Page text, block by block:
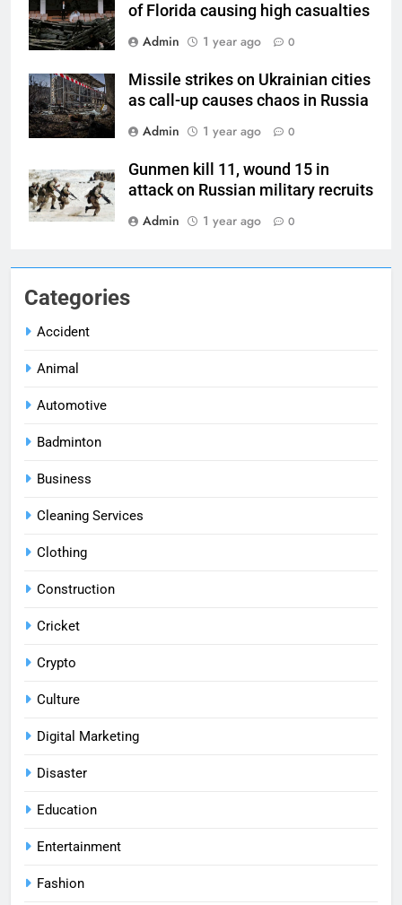
Categories
Accident
Animal
Automotive
Badminton
Business
Cleaning Services
Clothing
Construction
Cricket
Crypto
Culture
Digital Marketing
Disaster
Education
Entertainment
Fashion
of Florida causing high casualties
Admin
1 year ago 0
Missile strikes on Ukrainian cities
as call-up causes chaos in Russia
Admin
1 year ago 0
Gunmen kill 11, wound 15 in
attack on Russian military recruits
Admin
1 year ago 0